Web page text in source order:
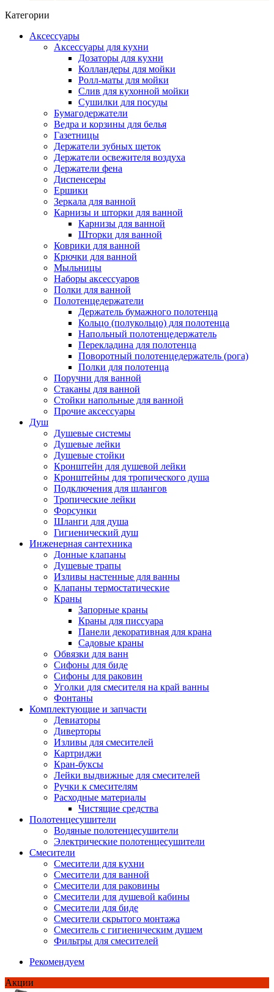
Категории
Аксессуары
Аксессуары для кухни
Дозаторы для кухни
Колландеры для мойки
Ролл-маты для мойки
Слив для кухонной мойки
Сушилки для посуды
Бумагодержатели
Ведра и корзины для белья
Газетницы
Держатели зубных щеток
Держатели освежителя воздуха
Держатели фена
Диспенсеры
Ершики
Зеркала для ванной
Карнизы и шторки для ванной
Карнизы для ванной
Шторки для ванной
Коврики для ванной
Крючки для ванной
Мыльницы
Наборы аксессуаров
Полки для ванной
Полотенцедержатели
Держатель бумажного полотенца
Кольцо (полукольцо) для полотенца
Напольный полотенцедержатель
Перекладина для полотенца
Поворотный полотенцедержатель (рога)
Полки для полотенца
Поручни для ванной
Стаканы для ванной
Стойки напольные для ванной
Прочие аксессуары
Душ
Душевые системы
Душевые лейки
Душевые стойки
Кронштейн для душевой лейки
Кронштейны для тропического душа
Подключения для шлангов
Тропические лейки
Форсунки
Шланги для душа
Гигиенический душ
Инженерная сантехника
Донные клапаны
Душевые трапы
Изливы настенные для ванны
Клапаны термостатические
Краны
Запорные краны
Краны для писсуара
Панели декоративная для крана
Садовые краны
Обвязки для ванн
Сифоны для биде
Сифоны для раковин
Уголки для смесителя на край ванны
Фонтаны
Комплектующие и запчасти
Девиаторы
Диверторы
Изливы для смесителей
Картриджи
Кран-буксы
Лейки выдвижные для смесителей
Ручки к смесителям
Расходные материалы
Чистящие средства
Полотенцесушители
Водяные полотенцесушители
Электрические полотенцесушители
Смесители
Смесители для кухни
Смесители для ванной
Смесители для раковины
Смесители для душевой кабины
Смесители для биде
Смесители скрытого монтажа
Смеситель с гигиеническим душем
Фильтры для смесителей
Рекомендуем
Акции